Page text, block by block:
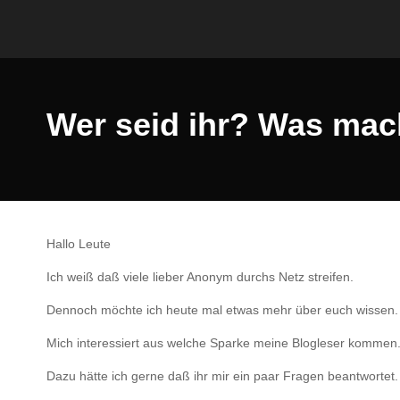
Wer seid ihr? Was
Hallo Leute
Ich weiß daß viele lieber Anonym durchs Netz streifen.
Dennoch möchte ich heute mal etwas mehr über euch wissen.
Mich interessiert aus welche Sparke meine Blogleser kommen.
Dazu hätte ich gerne daß ihr mir ein paar Fragen beantwortet.